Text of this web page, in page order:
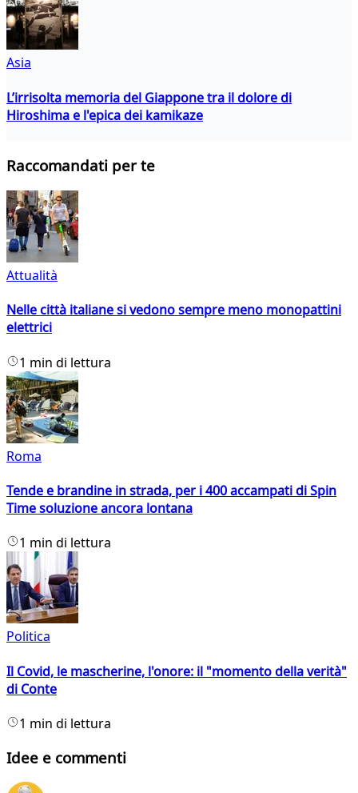
Asia
L’irrisolta memoria del Giappone tra il dolore di
Hiroshima e l'epica dei kamikaze
Raccomandati per te
Attualità
Nelle città italiane si vedono sempre meno monopattini
elettrici
1 min di lettura
Roma
Tende e brandine in strada, per i 400 accampati di Spin
Time soluzione ancora lontana
1 min di lettura
Politica
Il Covid, le mascherine, l'onore: il "momento della verità"
di Conte
1 min di lettura
Idee e commenti